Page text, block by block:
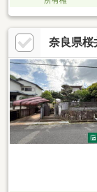
奈良県桜